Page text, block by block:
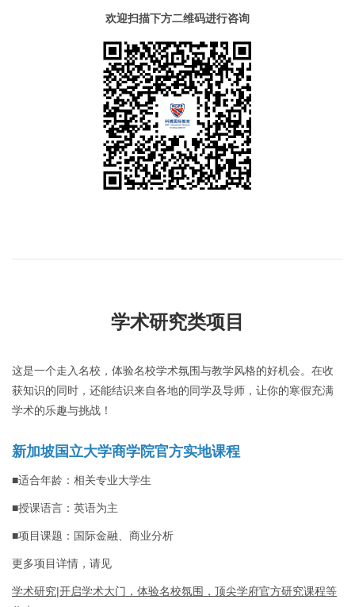
欢迎扫描下方二维码进行咨询
学术研究类项目
这是一个走入名校，体验名校学术氛围与教学风格的好机会。在收
获知识的同时，还能结识来自各地的同学及导师，让你的寒假充满
学术的乐趣与挑战！
新加坡国立大学商学院官方实地课程
■适合年龄：相关专业大学生
■授课语言：英语为主
■项目课题：国际金融、商业分析
更多项目详情，请见
学术研究|开启学术大门，体验名校氛围，顶尖学府官方研究课程等